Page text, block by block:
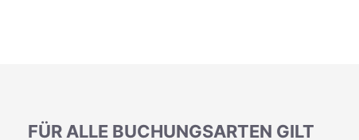
FÜR ALLE BUCHUNGSARTEN GILT